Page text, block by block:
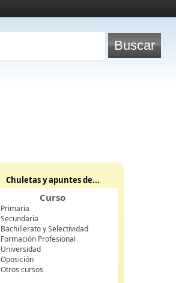
Chuletas y apuntes de...
Curso
Primaria
Secundaria
Bachillerato y Selectividad
Formación Profesional
Universidad
Oposición
Otros cursos